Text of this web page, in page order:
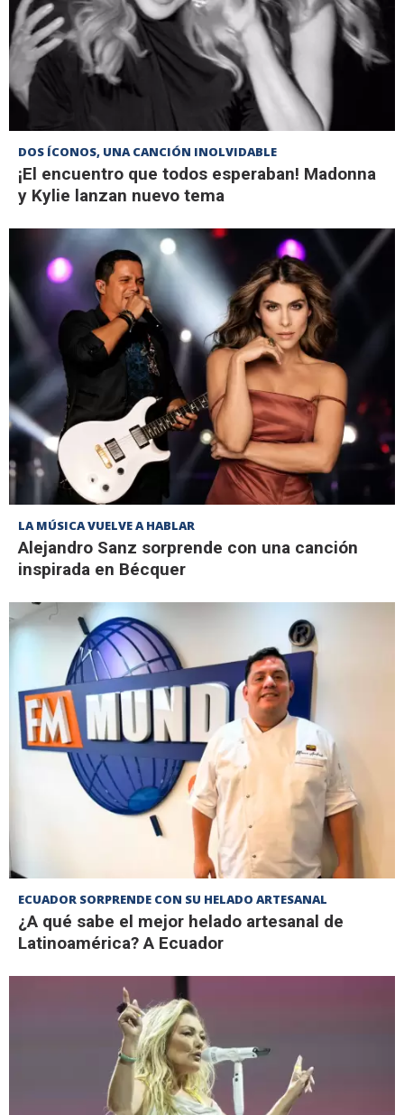
DOS ÍCONOS, UNA CANCIÓN INOLVIDABLE
¡El encuentro que todos esperaban! Madonna
y Kylie lanzan nuevo tema
LA MÚSICA VUELVE A HABLAR
Alejandro Sanz sorprende con una canción
inspirada en Bécquer
ECUADOR SORPRENDE CON SU HELADO ARTESANAL
¿A qué sabe el mejor helado artesanal de
Latinoamérica? A Ecuador